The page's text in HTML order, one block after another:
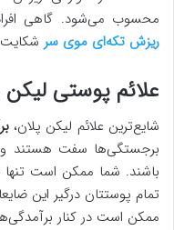
محسوب می‌شود. گاهی
ریزش تکه‌ای موی سر
علائم پوستی لیکن
شایع‌ترین علائم لیکن پلان،
برجستگی‌ها سفت هستند
باشند. شما ممکن است تنها
تمام پوستتان درگیر این
ممکن است در کنار